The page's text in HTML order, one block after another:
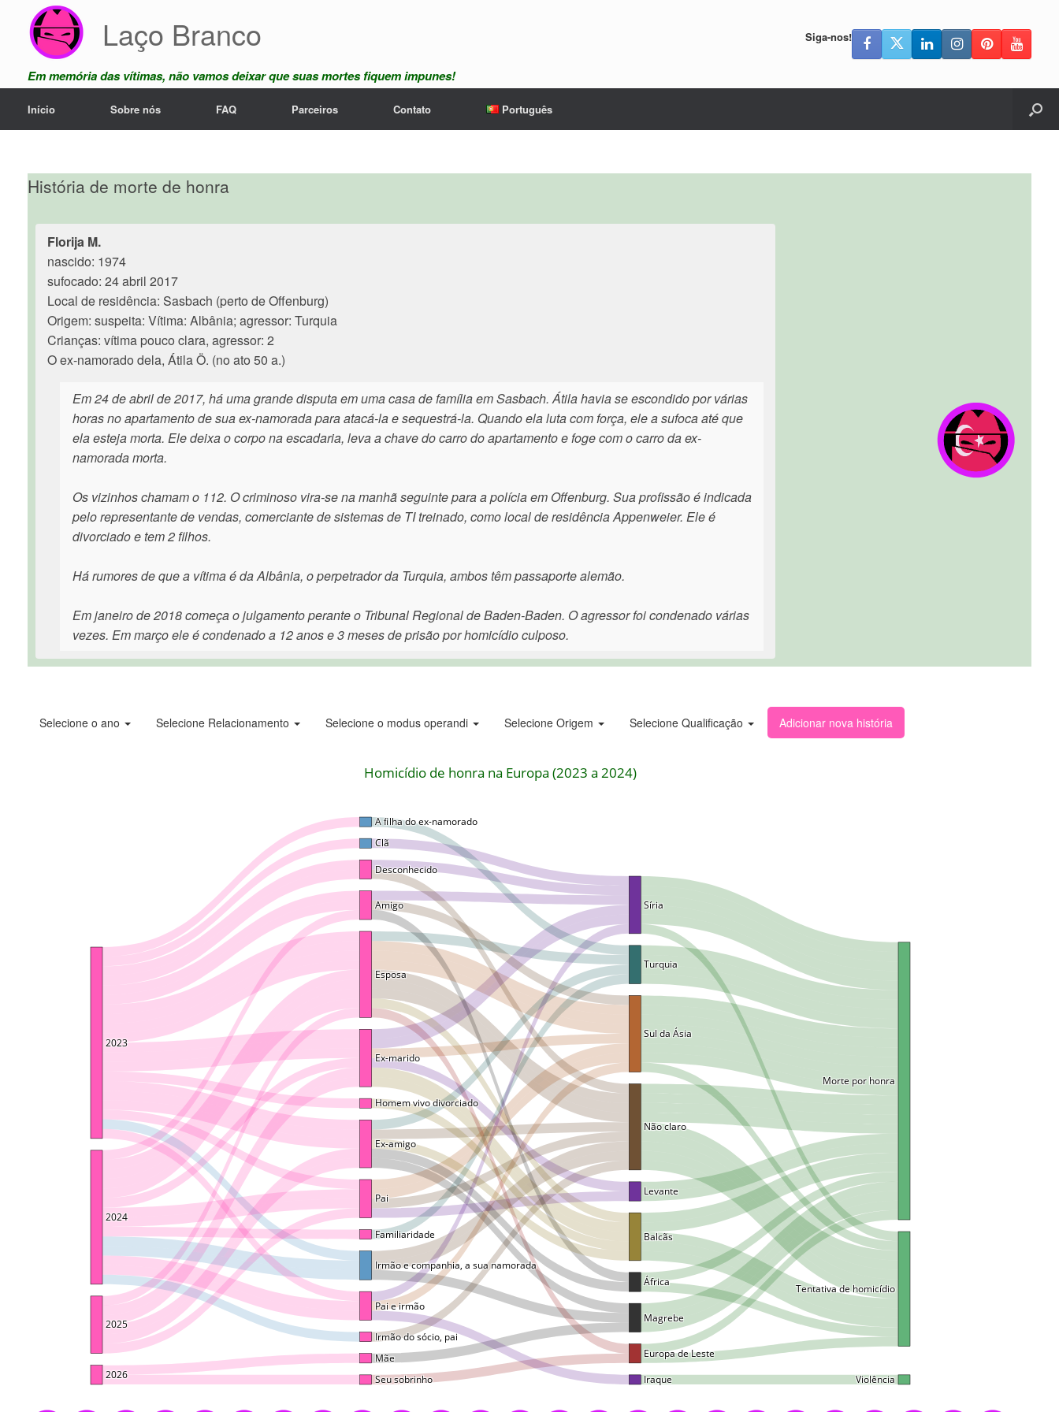
content
Laço Branco
Em memória das vítimas, não vamos deixar que suas mortes fiquem impunes!
Siga-nos!
Início Sobre nós FAQ Parceiros Contato Português
História de morte de honra
Florija M.
nascido: 1974
sufocado: 24 abril 2017
Local de residência: Sasbach (perto de Offenburg)
Origem: suspeita: Vítima: Albânia; agressor: Turquia
Crianças: vítima pouco clara, agressor: 2
O ex-namorado dela, Átila Ö. (no ato 50 a.)
Em 24 de abril de 2017, há uma grande disputa em uma casa de família em Sasbach. Átila havia se escondido por várias
horas no apartamento de sua ex-namorada para atacá-la e sequestrá-la. Quando ela luta com força, ele a sufoca até que
ela esteja morta. Ele deixa o corpo na escadaria, leva a chave do carro do apartamento e foge com o carro da ex-
namorada morta.
Os vizinhos chamam o 112. O criminoso vira-se na manhã seguinte para a polícia em Offenburg. Sua profissão é indicada
pelo representante de vendas, comerciante de sistemas de TI treinado, como local de residência Appenweier. Ele é
divorciado e tem 2 filhos.
Há rumores de que a vítima é da Albânia, o perpetrador da Turquia, ambos têm passaporte alemão.
Em janeiro de 2018 começa o julgamento perante o Tribunal Regional de Baden-Baden. O agressor foi condenado várias
vezes. Em março ele é condenado a 12 anos e 3 meses de prisão por homicídio culposo.